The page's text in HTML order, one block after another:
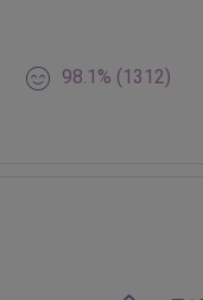
98.1% (1312)